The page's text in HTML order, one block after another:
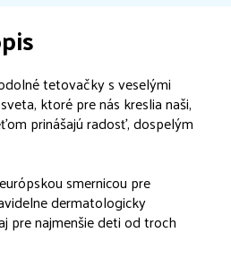
tetovačky s veselými
ktoré pre nás kreslia naši,
prinášajú radosť, dospelým
smernicou pre
dermatologicky
pre najmenšie deti od troch